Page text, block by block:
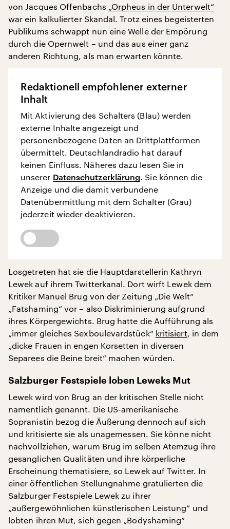
von Jacques Offenbachs „Orpheus in der Unterwelt“
war ein kalkulierter Skandal. Trotz eines begeisterten
Publikums schwappt nun eine Welle der Empörung
durch die Opernwelt – und das aus einer ganz
anderen Richtung, als man erwarten könnte.
Redaktionell empfohlener externer
Inhalt
Mit Aktivierung des Schalters (Blau) werden
externe Inhalte angezeigt und
personenbezogene Daten an Drittplattformen
übermittelt. Deutschlandradio hat darauf
keinen Einfluss. Näheres dazu lesen Sie in
unserer Datenschutzerklärung. Sie können die
Anzeige und die damit verbundene
Datenübermittlung mit dem Schalter (Grau)
jederzeit wieder deaktivieren.
Losgetreten hat sie die Hauptdarstellerin Kathryn
Lewek auf ihrem Twitterkanal. Dort wirft Lewek dem
Kritiker Manuel Brug von der Zeitung „Die Welt“
„Fatshaming“ vor – also Diskriminierung aufgrund
ihres Körpergewichts. Brug hatte die Aufführung als
„immer gleiches Sexboulevardstück“ kritisiert, in dem
„dicke Frauen in engen Korsetten in diversen
Separees die Beine breit“ machen würden.
Salzburger Festspiele loben Leweks Mut
Lewek wird von Brug an der kritischen Stelle nicht
namentlich genannt. Die US-amerikanische
Sopranistin bezog die Äußerung dennoch auf sich
und kritisierte sie als unagemessen. Sie könne nicht
nachvollziehen, warum Brug im selben Atemzug ihre
gesanglichen Qualitäten und ihre körperliche
Erscheinung thematisiere, so Lewek auf Twitter. In
einer öffentlichen Stellungnahme gratulierten die
Salzburger Festspiele Lewek zu ihrer
„außergewöhnlichen künstlerischen Leistung“ und
lobten ihren Mut, sich gegen „Bodyshaming“